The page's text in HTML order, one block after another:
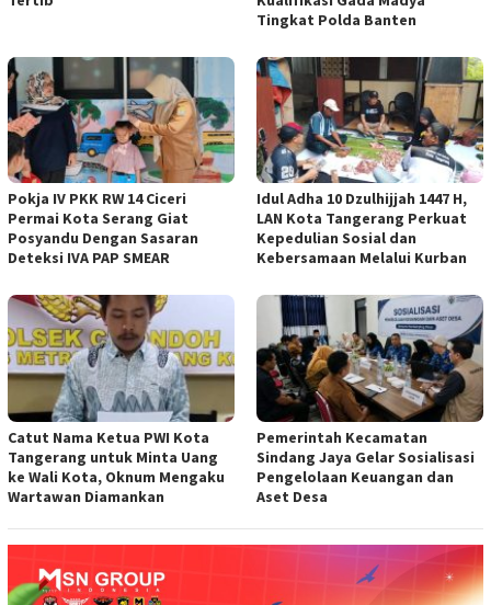
Tingkat Polda Banten
Pokja IV PKK RW 14 Ciceri
Permai Kota Serang Giat
Posyandu Dengan Sasaran
Deteksi IVA PAP SMEAR
Idul Adha 10 Dzulhijjah 1447 H,
LAN Kota Tangerang Perkuat
Kepedulian Sosial dan
Kebersamaan Melalui Kurban
Catut Nama Ketua PWI Kota
Tangerang untuk Minta Uang
ke Wali Kota, Oknum Mengaku
Wartawan Diamankan
Pemerintah Kecamatan
Sindang Jaya Gelar Sosialisasi
Pengelolaan Keuangan dan
Aset Desa